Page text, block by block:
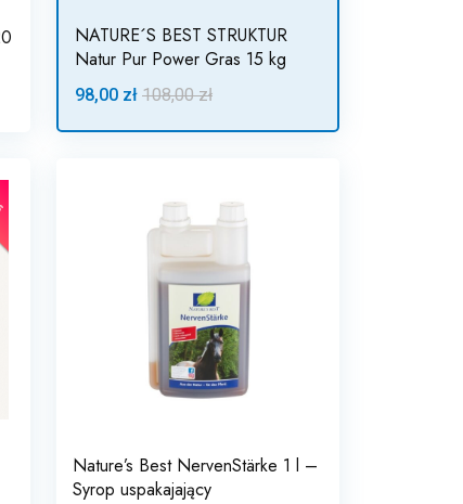
NATURE´S BEST STRUKTUR
Natur Pur Power Gras 15 kg
98,00 zł 108,00 zł
Nature’s Best NervenStärke 1 l –
Syrop uspakajający